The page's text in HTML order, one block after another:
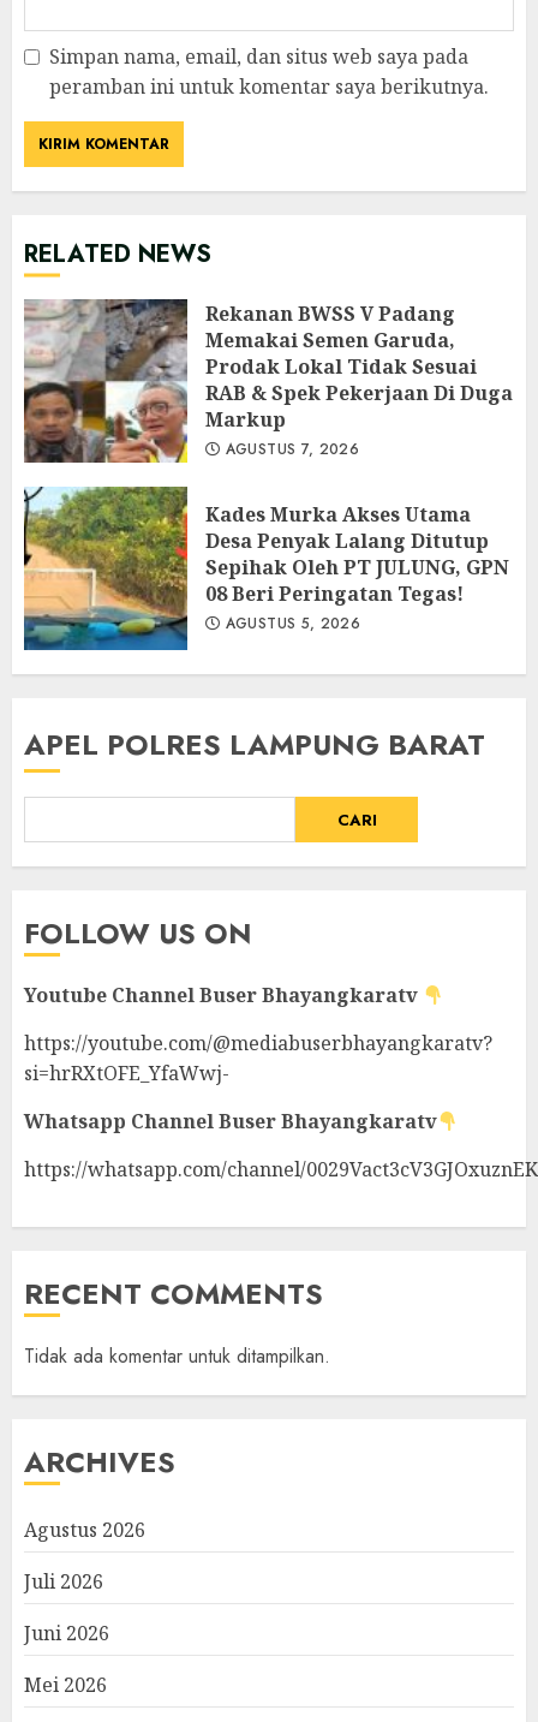
Simpan nama, email, dan situs web saya pada
peramban ini untuk komentar saya berikutnya.
RELATED NEWS
Rekanan BWSS V Padang
Memakai Semen Garuda,
Prodak Lokal Tidak Sesuai
RAB & Spek Pekerjaan Di Duga
Markup
AGUSTUS 7, 2026
Kades Murka Akses Utama
Desa Penyak Lalang Ditutup
Sepihak Oleh PT JULUNG, GPN
08 Beri Peringatan Tegas!
AGUSTUS 5, 2026
APEL POLRES LAMPUNG BARAT
CARI
FOLLOW US ON
Youtube ChannelBuser Bhayangkaratv
https://youtube.com/@mediabuserbhayangkaratv?
si=hrRXtOFE_YfaWwj-
Whatsapp ChannelBuser Bhayangkaratv
https://whatsapp.com/channel/
RECENT COMMENTS
Tidak ada komentar untuk ditampilkan.
ARCHIVES
Agustus 2026
Juli 2026
Juni 2026
Mei 2026